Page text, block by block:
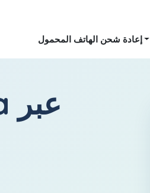
إعادة شحن الهاتف المحمول